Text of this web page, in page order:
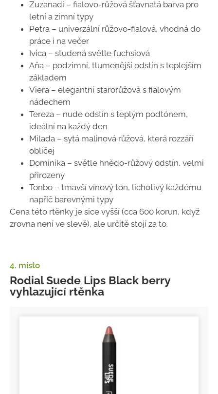
Zuzanadi – fialovo-růžová šťavnatá barva pro
letní a zimní typy
Petra – univerzální růžovo-fialová, vhodná do
práce i na večer
Ivica – studená světle fuchsiová
Aňa – podzimní, tlumenější odstín s teplejším
základem
Viera – elegantní starorůžová s fialovým
nádechem
Tereza – nude odstín s teplým podtónem,
ideální na každý den
Milada – sytá malinová růžová, která rozzáří
obličej
Dominika – světle hnědo-růžový odstín, velmi
přirozený
Tonbo – tmavší vínový tón, lichotivý každému
napříč barevnými typy
Cena této rtěnky je sice vyšší (cca 600 korun, když
zrovna není ve slevě), ale určitě stojí za to.
4. místo
Rodial Suede Lips Black berry
vyhlazující rtěnka